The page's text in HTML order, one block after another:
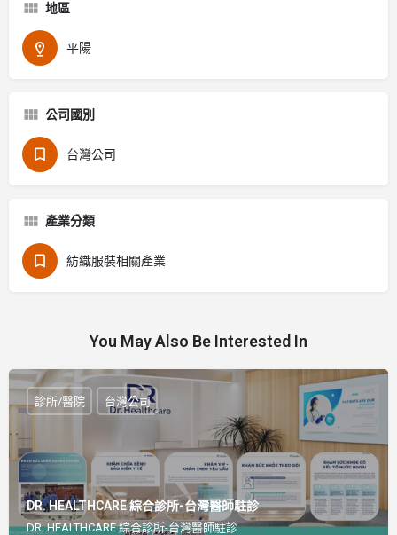
地區
平陽
公司國別
台灣公司
產業分類
紡織服裝相關產業
You May Also Be Interested In
DR. HEALTHCARE 綜合診所-台灣醫師駐診
DR. HEALTHCARE 綜合診所-台灣醫師駐診
診所/醫院 台灣公司